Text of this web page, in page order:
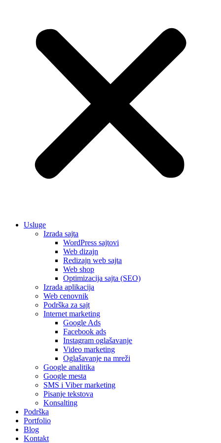
Usluge
Izrada sajta
WordPress sajtovi
Web dizajn
Redizajn web sajta
Web shop
Optimizacija sajta (SEO)
Izrada aplikacija
Web cenovnik
Podrška za sajt
Internet marketing
Google Ads
Facebook ads
Instagram oglašavanje
Video marketing
Oglašavanje na mreži
Google analitika
Google mesta
SMS i Viber marketing
Pisanje tekstova
Konsalting
Podrška
Portfolio
Blog
Kontakt